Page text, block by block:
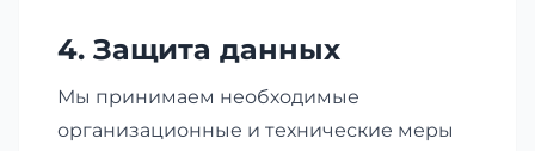
4. Защита данных
Мы принимаем необходимые
организационные и технические меры